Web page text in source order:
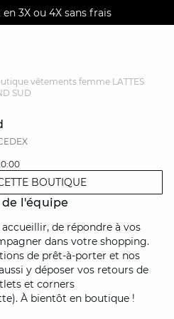
à domicile dès 150€
notre nouvelle collection
3X ou 4X sans frais
vêtements femme LATTES
SUD
BOUTIQUE
l'équipe
accueillir, de répondre à vos
dans votre shopping.
de prêt-à-porter et nos
y déposer vos retours de
et corners
À bientôt en boutique !